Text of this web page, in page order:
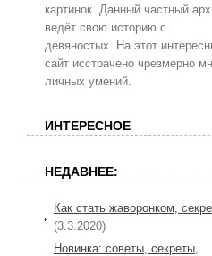
картинок. Данный частный
ведёт свою историю с
девяностых. На этот
сайт исстрачено чрезмерно
личных умений.
ИНТЕРЕСНОЕ
НЕДАВНЕЕ:
Как стать жаворонком,
(3.3.2020)
Новинка: советы, секреты,